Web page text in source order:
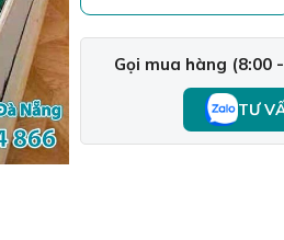
Gọi mua hàng (8:00
TƯ